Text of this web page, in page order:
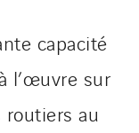
capacité
l’œuvre sur
au